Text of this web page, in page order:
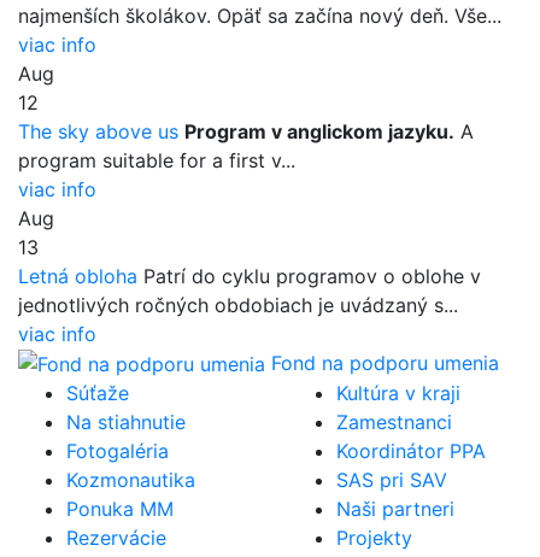
najmenších školákov. Opäť sa začína nový deň. Vše...
viac info
Aug
12
The sky above us Program v anglickom jazyku. A
program suitable for a first v...
viac info
Aug
13
Letná obloha Patrí do cyklu programov o oblohe v
jednotlivých ročných obdobiach je uvádzaný s...
viac info
Fond na podporu umenia
Súťaže
Na stiahnutie
Fotogaléria
Kozmonautika
Ponuka MM
Rezervácie
Kultúra v kraji
Zamestnanci
Koordinátor PPA
SAS pri SAV
Naši partneri
Projekty